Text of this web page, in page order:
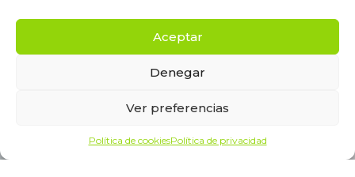
Aceptar
Denegar
Ver preferencias
Política de cookiesPolítica de privacidad